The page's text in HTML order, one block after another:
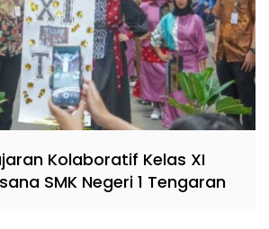
Kolaboratif Kelas XI
SMK Negeri 1 Tengaran